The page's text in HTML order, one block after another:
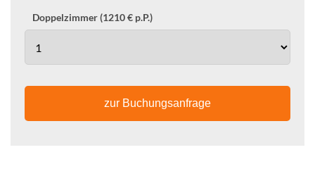
Doppelzimmer (1210 € p.P.)
zur Buchungsanfrage